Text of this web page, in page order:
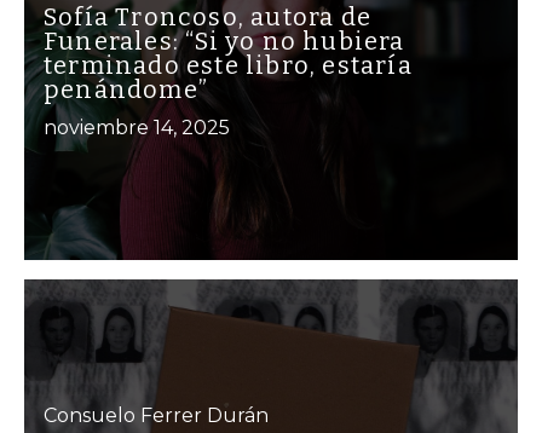
Sofía Troncoso, autora de
Funerales: “Si yo no hubiera
terminado este libro, estaría
penándome”
noviembre 14, 2025
Consuelo Ferrer Durán